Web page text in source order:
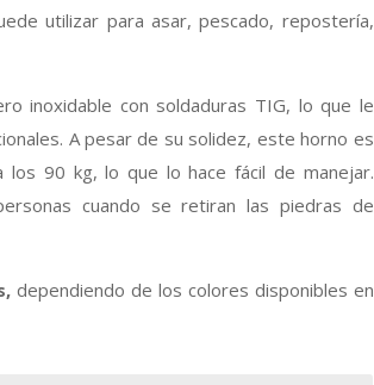
utilizar para asar, pescado, repostería,
inoxidable con soldaduras TIG, lo que le
A pesar de su solidez, este horno es
90 kg, lo que lo hace fácil de manejar.
cuando se retiran las piedras de
dependiendo de los colores disponibles en